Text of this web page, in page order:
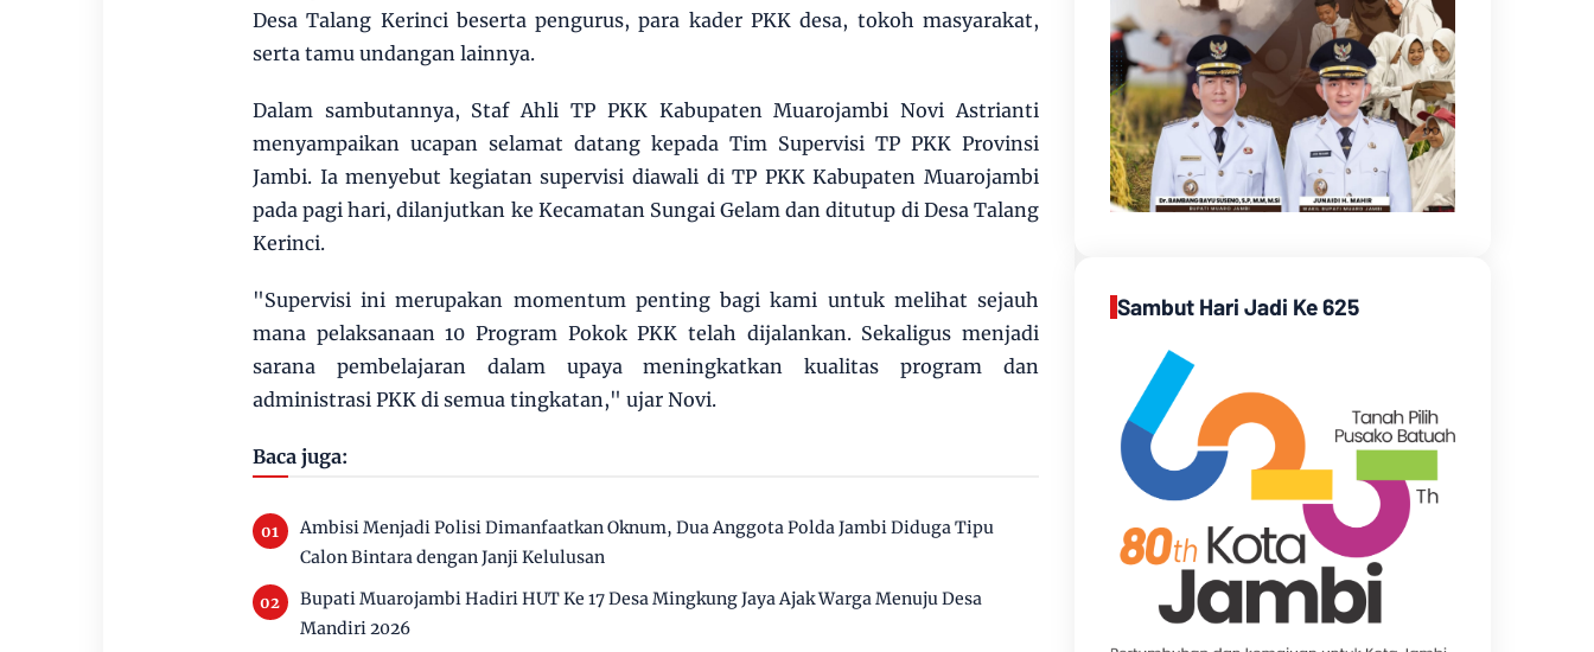
Desa Talang Kerinci beserta pengurus, para kader PKK desa, tokoh masyarakat,
serta tamu undangan lainnya.
Dalam sambutannya, Staf Ahli TP PKK Kabupaten Muarojambi Novi Astrianti
menyampaikan ucapan selamat datang kepada Tim Supervisi TP PKK Provinsi
Jambi. Ia menyebut kegiatan supervisi diawali di TP PKK Kabupaten Muarojambi
pada pagi hari, dilanjutkan ke Kecamatan Sungai Gelam dan ditutup di Desa Talang
Kerinci.
"Supervisi ini merupakan momentum penting bagi kami untuk melihat sejauh
mana pelaksanaan 10 Program Pokok PKK telah dijalankan. Sekaligus menjadi
sarana pembelajaran dalam upaya meningkatkan kualitas program dan
administrasi PKK di semua tingkatan," ujar Novi.
Baca juga:
Ambisi Menjadi Polisi Dimanfaatkan Oknum, Dua Anggota Polda Jambi Diduga Tipu
Calon Bintara dengan Janji Kelulusan
Bupati Muarojambi Hadiri HUT Ke 17 Desa Mingkung Jaya Ajak Warga Menuju Desa
Mandiri 2026
Sambut Hari Jadi Ke 625